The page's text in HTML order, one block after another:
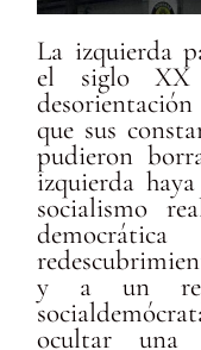
La izquierda
el siglo XX
que sus
pudieron
izquierda
socialismo
y a un
ocultar una